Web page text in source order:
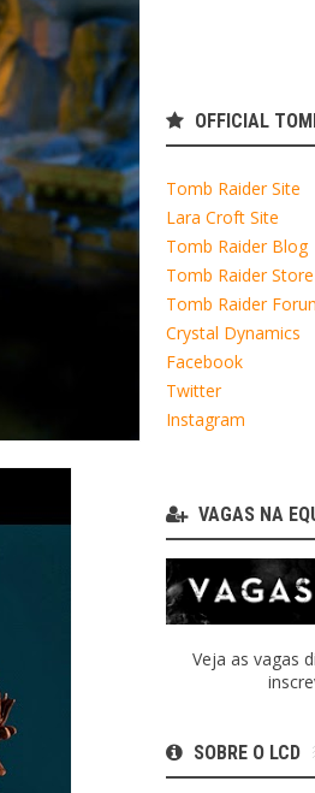
OFFICIAL
Tomb Raider Site
Lara Croft Site
Tomb Raider Blog
Tomb Raider Store
Tomb Raider
Crystal Dynamics
Facebook
Twitter
Instagram
VAGAS NA
Veja as vagas
SOBRE O LCD